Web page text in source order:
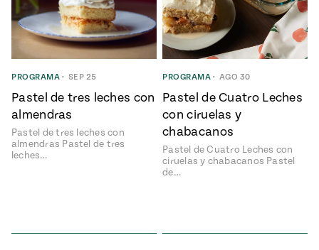
elote
Verano
a la
Parrilla
máximo
S14
1409:
en Mi
Pati's
Mexican
Table
ENGLISH•ESPAÑOL
PROGRAMA • SEP 25
Pastel de tres leches con
almendras
Pastel de tres leches con
almendras Pastel de tres
leches…
PROGRAMA • AGO 30
Pastel de Cuatro Leches
con ciruelas y
chabacanos
Pastel de Cuatro Leches con
ciruelas y chabacanos Pastel
de…